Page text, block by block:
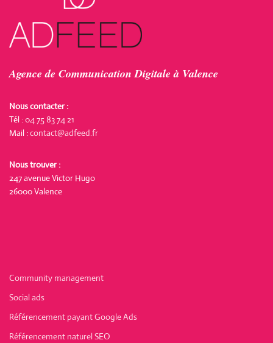
Agence de Communication Digitale à Valence
Nous contacter :
Tél :04 75 83 74 21
Mail :contact@adfeed.fr
Nous trouver :
247 avenue Victor Hugo
26000 Valence
Community management
Social ads
Référencement payant Google Ads
Référencement naturel SEO